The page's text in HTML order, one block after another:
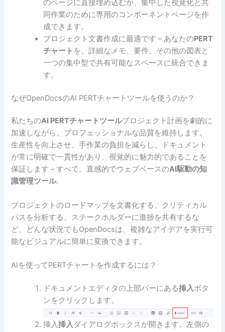
のページに直接埋め込むか、集中した視覚化と共
同作業のために専用のコンポーネントページを作
成できます。
プロジェクト文書作成に最適です – あなたのPERT
チャート を、詳細なメモ、要件、その他の図表と
一つの集中型で共有可能なスペースに統合できま
す。
なぜOpenDocsのAI PERTチャートツールを使うのか？
私たちのAI PERTチャートツールプロジェクト計画を劇的に
加速しながら、プロフェッショナルな品質を維持します。
生産性を向上させ、手作業の負担を減らし、ドキュメント
が常に明確で一貫性があり、視覚的に魅力的であることを
保証します – すべて、直感的でウェブベースのAI駆動の知
識管理ツール.
プロジェクトのロードマップを文書化する、クリティカル
パスを分析する、ステークホルダーに進捗を共有するな
ど、どんな状況でもOpenDocsは、複雑なアイデアを実行可
能なビジュアルに簡単に変換できます。
AIを使ってPERTチャートを作成するには？
ドキュメントエディタの上部バーにある挿入ボタ
ンをクリックします。
挿入挿入ダイアログボックスが開きます。左側の